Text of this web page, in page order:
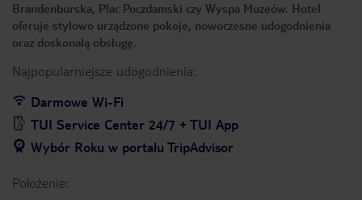
Brandenburska, Plac Poczdamski czy Wyspa Muzeów. Hotel
oferuje stylowo urządzone pokoje, nowoczesne udogodnienia
oraz doskonałą obsługę.
Najpopularniejsze udogodnienia:
Darmowe Wi-Fi
TUI Service Center 24/7 + TUI App
Wybór Roku w portalu TripAdvisor
Położenie: